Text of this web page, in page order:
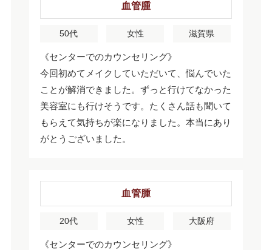
血管腫
50代 女性 滋賀県
《センターでのカウンセリング》
今回初めてメイクしていただいて、悩んでいた
ことが解消できました。ずっと行けてなかった
美容室にも行けそうです。たくさん話も聞いて
もらえて気持ちが楽になりました。本当にあり
がとうございました。
血管腫
20代 女性 大阪府
《センターでのカウンセリング》